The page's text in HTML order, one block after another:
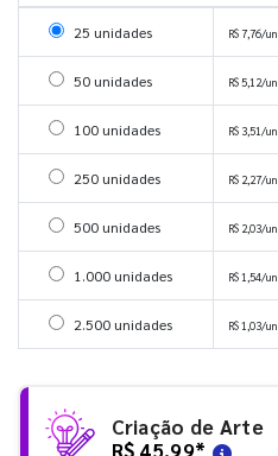
Selecionar 25 unidades
25 unidades R$ 7,76/un
Selecionar 50 unidades
50 unidades R$ 5,12/un
Selecionar 100 unidades
100 unidades R$ 3,51/un
Selecionar 250 unidades
250 unidades R$ 2,27/un
Selecionar 500 unidades
500 unidades R$ 2,03/un
Selecionar 1000 unidades
1.000 unidades R$ 1,54/un
Selecionar 2500 unidades
2.500 unidades R$ 1,03/un
Criação de Arte
R$ 45,99*